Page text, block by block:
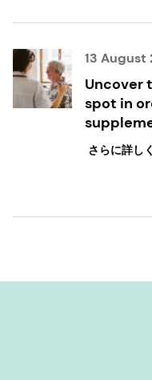
13 August
Uncover
spot in
さらに詳しく